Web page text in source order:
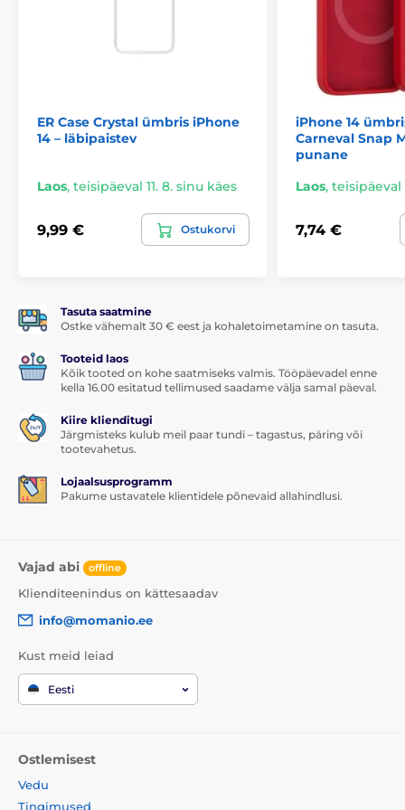
Toode on ühilduv MagSafe juhtmevaba laadimise
tehnoloogiaga.
ER Case Crystal ümbris iPhone
14 – läbipaistev
Laos, teisipäeval 11. 8. sinu käes
9,99 € Ostukorvi
iPhone 14
Carneval Snap
punane
Laos, teisipäeval
7,74 €
Tasuta saatmine
Ostke vähemalt 30 € eest ja kohaletoimetamine on tasuta.
Tooteid laos
Kõik tooted on kohe saatmiseks valmis. Tööpäevadel enne
kella 16.00 esitatud tellimused saadame välja samal päeval.
Kiire klienditugi
Järgmisteks kulub meil paar tundi – tagastus, päring või
tootevahetus.
Lojaalsusprogramm
Pakume ustavatele klientidele põnevaid allahindlusi.
Vajad abi offline
Klienditeenindus on kättesaadav
info@momanio.ee
Kust meid leiad
Eesti
Ostlemisest
Vedu
Tingimused